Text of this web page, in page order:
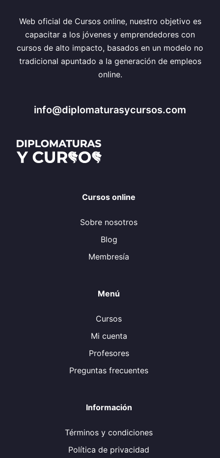
Web oficial de Cursos online, nuestro objetivo es
capacitar a los jóvenes y emprendedores con
cursos de alto impacto, basados en un modelo no
tradicional apuntado a la generación de empleos
online.
info@diplomaturasycursos.com
Cursos online
Sobre nosotros
Blog
Membresía
Menú
Cursos
Mi cuenta
Profesores
Preguntas frecuentes
Información
Términos y condiciones
Política de privacidad